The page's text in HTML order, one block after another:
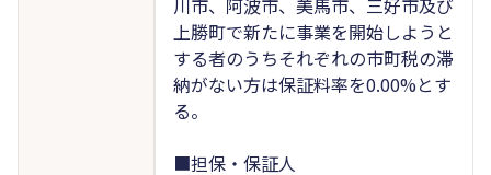
上勝町で新たに事業を開始しようと
する者のうちそれぞれの市町税の滞
納がない方は保証料率を0.00%とす
る。
■担保・保証人